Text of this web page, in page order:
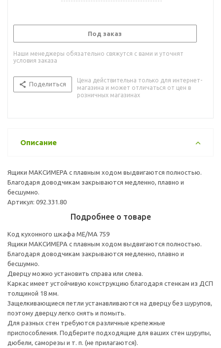
Под заказ
Наши менеджеры обязательно свяжутся с вами и уточнят
условия заказа
Поделиться
Цена действительна только для интернет-
магазина и может отличаться от цен в
розничных магазинах
Описание
Ящики МАКСИМЕРА с плавным ходом выдвигаются полностью.
Благодаря доводчикам закрываются медленно, плавно и
бесшумно.
Артикул: 092.331.80
Подробнее о товаре
Код кухонного шкафа ME/MA 759
Ящики МАКСИМЕРА с плавным ходом выдвигаются полностью.
Благодаря доводчикам закрываются медленно, плавно и
бесшумно.
Дверцу можно установить справа или слева.
Каркас имеет устойчивую конструкцию благодаря стенкам из ДСП
толщиной 18 мм.
Защелкивающиеся петли устанавливаются на дверцу без шурупов,
поэтому дверцу легко снять и помыть.
Для разных стен требуются различные крепежные
приспособления. Подберите подходящие для ваших стен шурупы,
дюбели, саморезы и т. п. (не прилагаются).